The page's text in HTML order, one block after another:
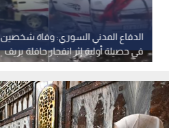
الدفاع المدني السوري: وفاة شخصين
في حصيلة أولية إثر انفجار حافلة بريف
دمشق